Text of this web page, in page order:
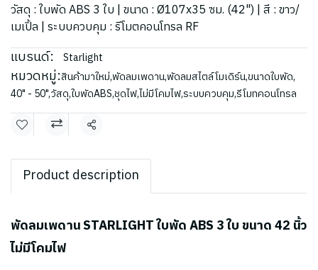
วัสดุ : ใบพัด ABS 3 ใบ | ขนาด : Ø107x35 ซม. (42") | สี : ขาว/
เมเปิ้ล | ระบบควบคุม : รีโมตคอนโทรล RF
แบรนด์: Starlight
หมวดหมู่:สินค้ามาใหม่,พัดลมเพดาน,พัดลมสไตล์โมเดิร์น,ขนาดใบพัด,
40" - 50",วัสดุ,ใบพัดABS,ชุดไฟ,ไม่มีโคมไฟ,ระบบควบคุม,รีโมทคอนโทรล
แชร์
Product description
พัดลมเพดาน STARLIGHT ใบพัด ABS 3 ใบ ขนาด 42 นิ้ว
ไม่มีโคมไฟ